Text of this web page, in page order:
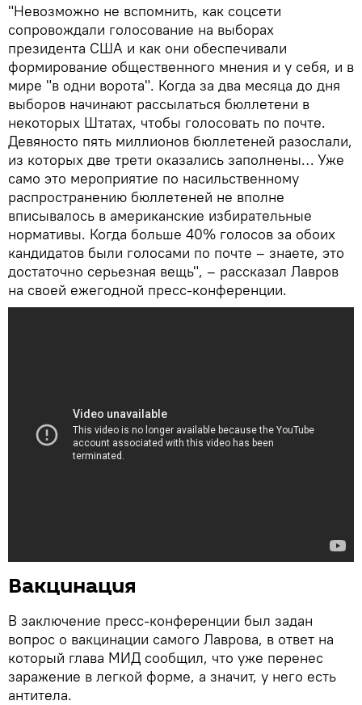
"Невозможно не вспомнить, как соцсети
сопровождали голосование на выборах
президента США и как они обеспечивали
формирование общественного мнения и у себя, и в
мире "в одни ворота". Когда за два месяца до дня
выборов начинают рассылаться бюллетени в
некоторых Штатах, чтобы голосовать по почте.
Девяносто пять миллионов бюллетеней разослали,
из которых две трети оказались заполнены… Уже
само это мероприятие по насильственному
распространению бюллетеней не вполне
вписывалось в американские избирательные
нормативы. Когда больше 40% голосов за обоих
кандидатов были голосами по почте – знаете, это
достаточно серьезная вещь", – рассказал Лавров
на своей ежегодной пресс-конференции.
Вакцинация
В заключение пресс-конференции был задан
вопрос о вакцинации самого Лаврова, в ответ на
который глава МИД сообщил, что уже перенес
заражение в легкой форме, а значит, у него есть
антитела.